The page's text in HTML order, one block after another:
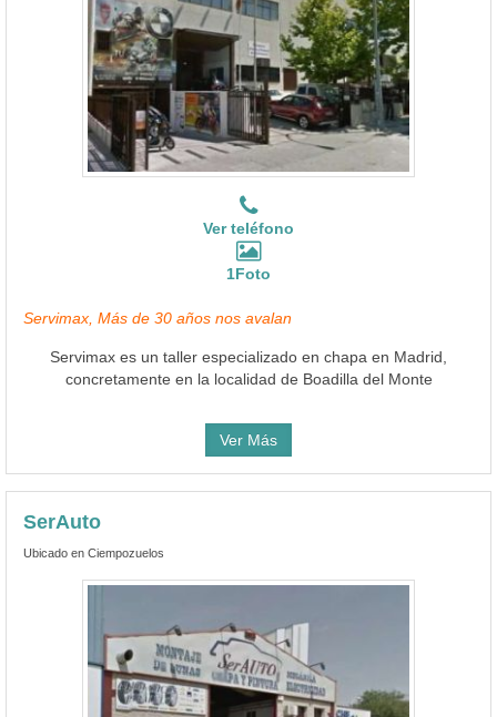
Ver teléfono
1Foto
Servimax, Más de 30 años nos avalan
Servimax es un taller especializado en chapa en Madrid,
concretamente en la localidad de Boadilla del Monte
Ver Más
SerAuto
Ubicado en Ciempozuelos